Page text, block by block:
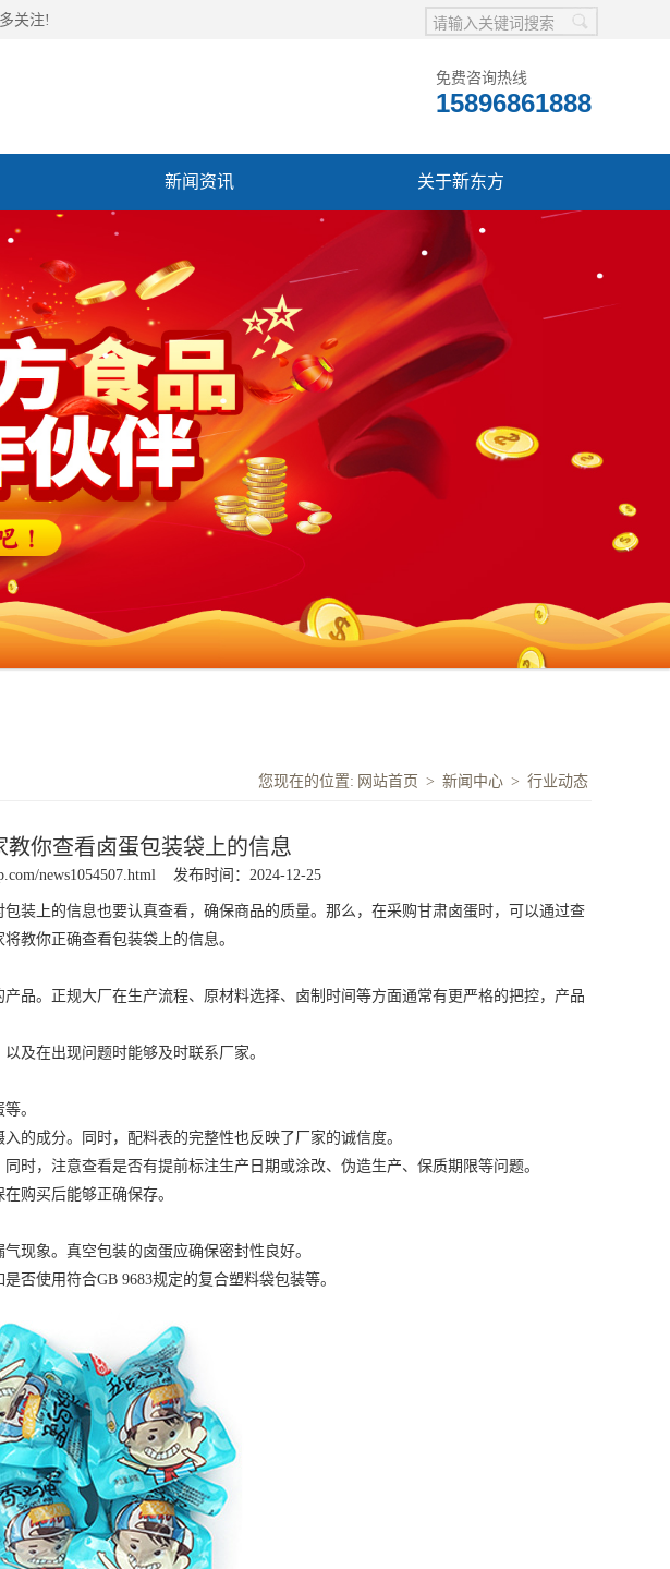
关注!
免费咨询热线
15896861888
新闻资讯 关于新东方
您现在的位置: 网站首页 > 新闻中心 > 行业动态
教你查看卤蛋包装袋上的信息
news1054507.html 发布时间：2024-12-25
上的信息也要认真查看，确保商品的质量。那么，在采购甘肃卤蛋时，可以通过查
将教你正确查看包装袋上的信息。
。正规大厂在生产流程、原材料选择、卤制时间等方面通常有更严格的把控，产品
在出现问题时能够及时联系厂家。
。
成分。同时，配料表的完整性也反映了厂家的诚信度。
，注意查看是否有提前标注生产日期或涂改、伪造生产、保质期限等问题。
购买后能够正确保存。
象。真空包装的卤蛋应确保密封性良好。
使用符合GB 9683规定的复合塑料袋包装等。